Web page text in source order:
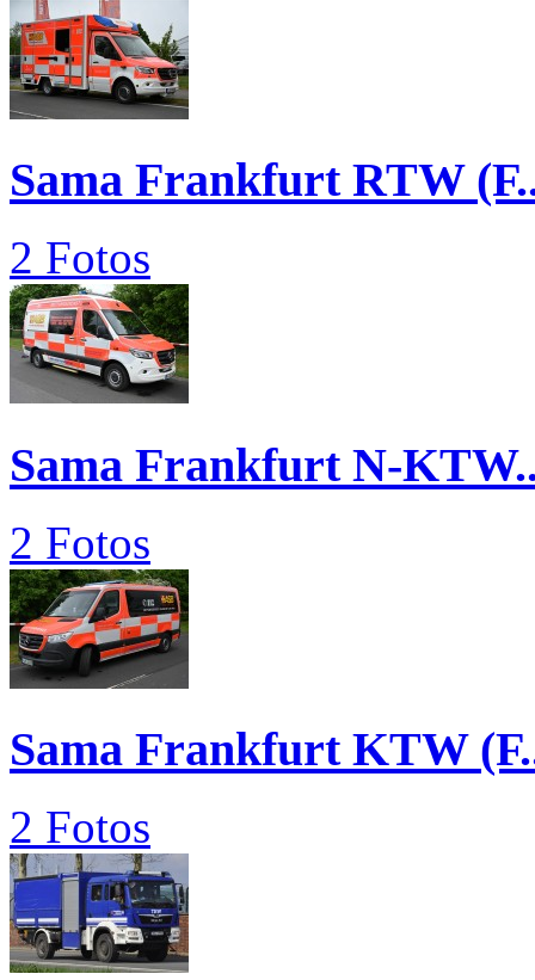
Sama Frankfurt RTW
2 Fotos
Sama Frankfurt N-
2 Fotos
Sama Frankfurt KTW
2 Fotos